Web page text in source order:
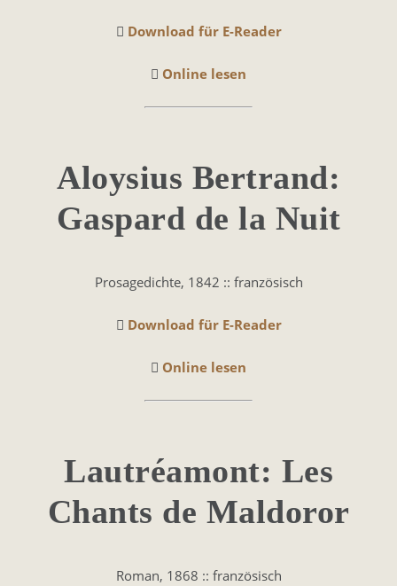
Download für E-Reader
Online lesen
Aloy­sius Ber­trand:
Gas­pard de la Nuit
Prosagedichte, 1842 :: französisch
Download für E-Reader
Online lesen
Lau­tréa­mont: Les
Chants de Mal­do­ror
Roman, 1868 :: französisch